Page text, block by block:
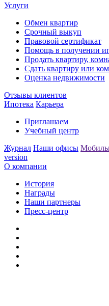
Услуги
Обмен квартир
Срочный выкуп
Правовой сертификат
Помощь в получении
Продать квартиру,
Сдать квартиру или
Оценка недвижимости
Отзывы клиентов
Ипотека Карьера
Приглашаем
Учебный центр
Журнал Наши офисы
version
О компании
История
Награды
Наши партнеры
Пресс-центр